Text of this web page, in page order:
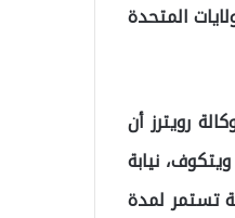
المتحدة
رويترز أن
نيابة
إلى جانب هدنة تستمر لمدة